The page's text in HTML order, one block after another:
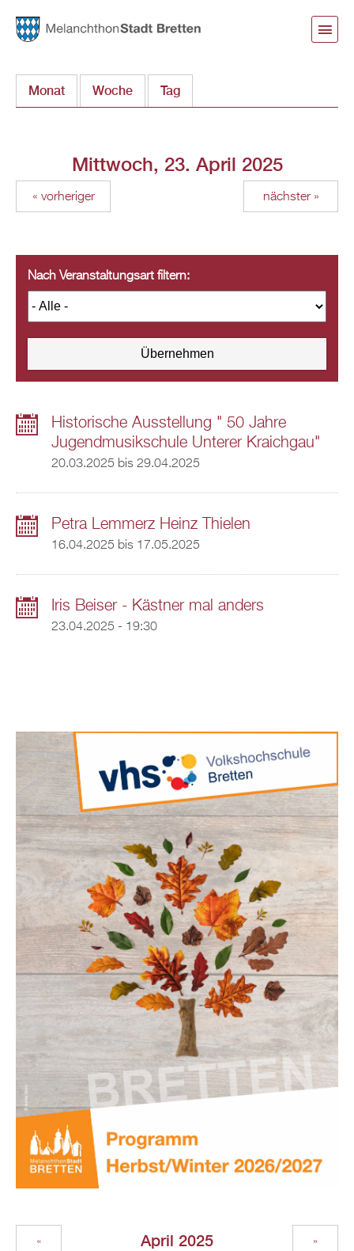
Monat Woche Tag
Mittwoch, 23. April 2025
« vorheriger nächster »
Nach Veranstaltungsart filtern:
Historische Ausstellung " 50 Jahre
Jugendmusikschule Unterer Kraichgau"
20.03.2025 bis 29.04.2025
Petra Lemmerz Heinz Thielen
16.04.2025 bis 17.05.2025
Iris Beiser - Kästner mal anders
23.04.2025 - 19:30
April 2025
« »